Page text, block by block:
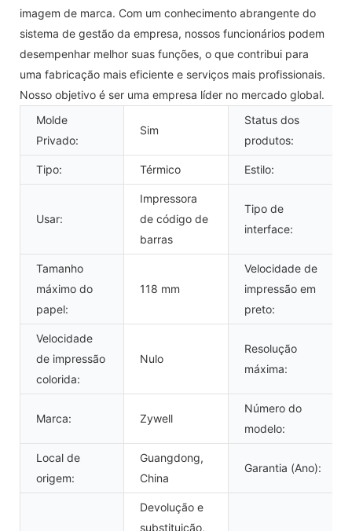
imagem de marca. Com um conhecimento abrangente do
sistema de gestão da empresa, nossos funcionários podem
desempenhar melhor suas funções, o que contribui para
uma fabricação mais eficiente e serviços mais profissionais.
Nosso objetivo é ser uma empresa líder no mercado global.
Molde
Privado:
Sim
Status dos
produtos:
Tipo: Térmico Estilo:
Usar:
Impressora
de código de
barras
Tipo de
interface:
Tamanho
máximo do
papel:
118 mm
Velocidade de
impressão em
preto:
Velocidade
de impressão
colorida:
Nulo
Resolução
máxima:
Marca: Zywell
Número do
modelo:
Local de
origem:
Guangdong,
China
Garantia (Ano):
Devolução e
substituição,